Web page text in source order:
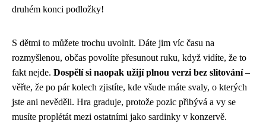
druhém konci podložky!
S dětmi to můžete trochu uvolnit. Dáte jim víc času na
rozmyšlenou, občas povolíte přesunout ruku, když vidíte, že to
fakt nejde. Dospělí si naopak užijí plnou verzi bez slitování–
věřte, že po pár kolech zjistíte, kde všude máte svaly, o kterých
jste ani nevěděli. Hra graduje, protože pozic přibývá a vy se
musíte proplétát mezi ostatními jako sardinky v konzervě.